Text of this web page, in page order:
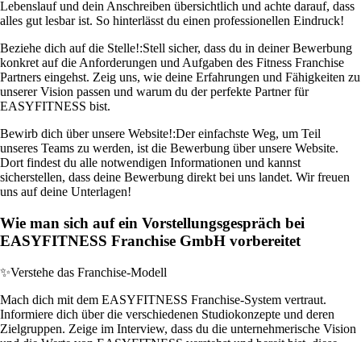
Lebenslauf und dein Anschreiben übersichtlich und achte darauf, dass
alles gut lesbar ist. So hinterlässt du einen professionellen Eindruck!
Beziehe dich auf die Stelle!:Stell sicher, dass du in deiner Bewerbung
konkret auf die Anforderungen und Aufgaben des Fitness Franchise
Partners eingehst. Zeig uns, wie deine Erfahrungen und Fähigkeiten zu
unserer Vision passen und warum du der perfekte Partner für
EASYFITNESS bist.
Bewirb dich über unsere Website!:Der einfachste Weg, um Teil
unseres Teams zu werden, ist die Bewerbung über unsere Website.
Dort findest du alle notwendigen Informationen und kannst
sicherstellen, dass deine Bewerbung direkt bei uns landet. Wir freuen
uns auf deine Unterlagen!
Wie man sich auf ein Vorstellungsgespräch bei
EASYFITNESS Franchise GmbH vorbereitet
✨Verstehe das Franchise-Modell
Mach dich mit dem EASYFITNESS Franchise-System vertraut.
Informiere dich über die verschiedenen Studiokonzepte und deren
Zielgruppen. Zeige im Interview, dass du die unternehmerische Vision